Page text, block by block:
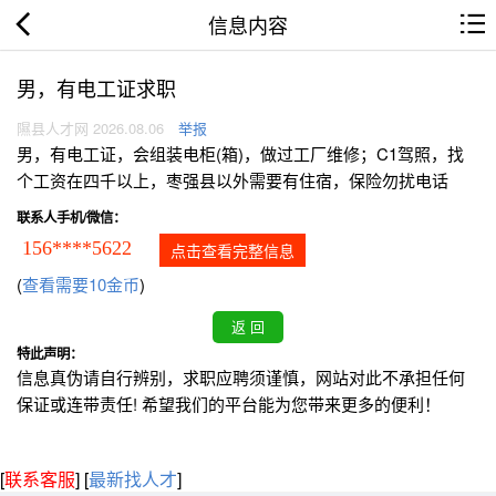
信息内容
男，有电工证求职
隰县人才网 2026.08.06 举报
男，有电工证，会组装电柜(箱)，做过工厂维修；C1驾照，找
个工资在四千以上，枣强县以外需要有住宿，保险勿扰电话
联系人手机/微信：
156****5622 点击查看完整信息
(查看需要10金币)
特此声明：
信息真伪请自行辨别，求职应聘须谨慎，网站对此不承担任何
保证或连带责任! 希望我们的平台能为您带来更多的便利！
[联系客服] [最新找人才]